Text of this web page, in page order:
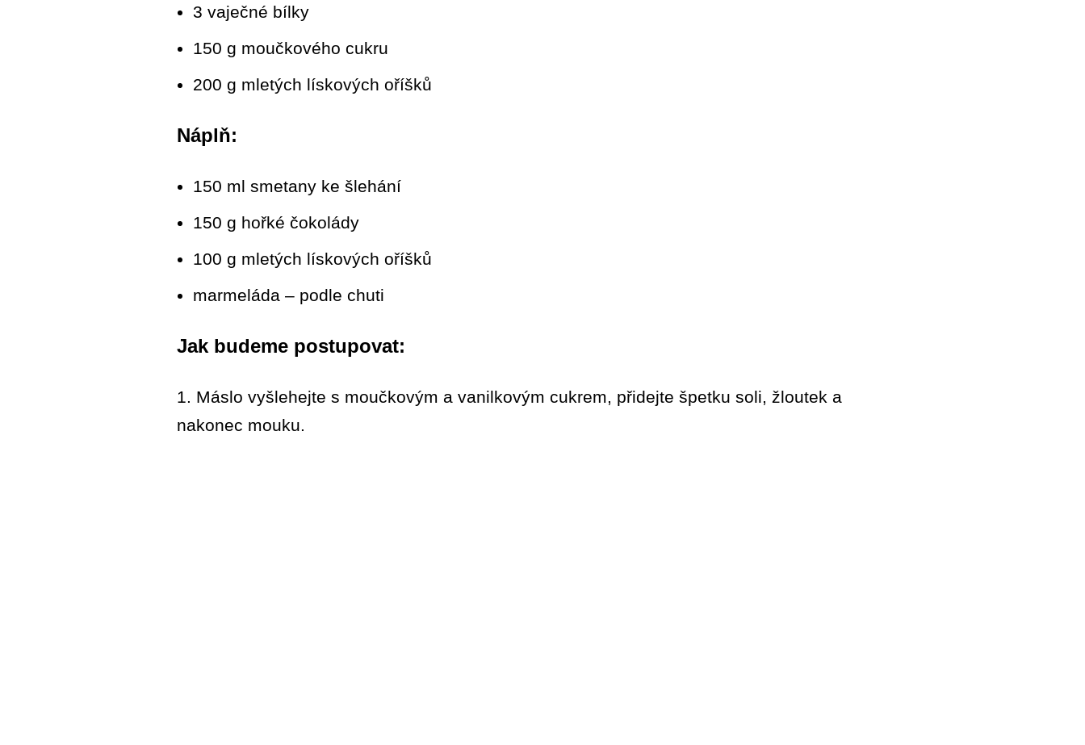
3 vaječné bílky
150 g moučkového cukru
200 g mletých lískových oříšků
Náplň:
150 ml smetany ke šlehání
150 g hořké čokolády
100 g mletých lískových oříšků
marmeláda – podle chuti
Jak budeme postupovat:
1. Máslo vyšlehejte s moučkovým a vanilkovým cukrem, přidejte špetku soli, žloutek a
nakonec mouku.